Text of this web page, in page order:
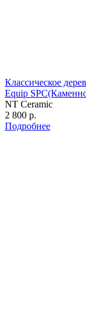
Классическое
Equip
NT Ceramic
2 800 р.
Подробнее